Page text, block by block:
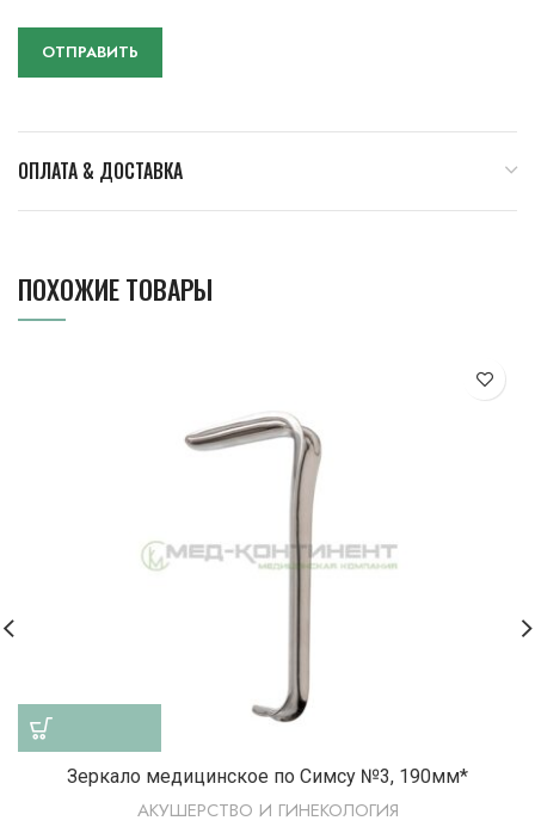
ОПЛАТА & ДОСТАВКА
ПОХОЖИЕ ТОВАРЫ
Зеркало медицинское по Симсу №3, 190мм*
АКУШЕРСТВО И ГИНЕКОЛОГИЯ